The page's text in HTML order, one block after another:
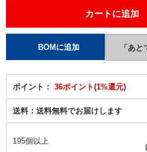
ポイント： 36ポイント(1%還元)
送料： 送料無料でお届けします
195個以上